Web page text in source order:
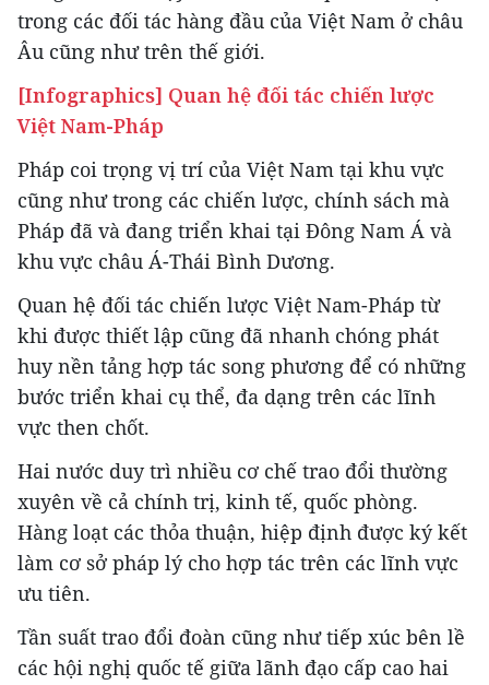
trong các đối tác hàng đầu của Việt Nam ở châu
Âu cũng như trên thế giới.
[Infographics] Quan hệ đối tác chiến lược
Việt Nam-Pháp
Pháp coi trọng vị trí của Việt Nam tại khu vực
cũng như trong các chiến lược, chính sách mà
Pháp đã và đang triển khai tại Đông Nam Á và
khu vực châu Á-Thái Bình Dương.
Quan hệ đối tác chiến lược Việt Nam-Pháp từ
khi được thiết lập cũng đã nhanh chóng phát
huy nền tảng hợp tác song phương để có những
bước triển khai cụ thể, đa dạng trên các lĩnh
vực then chốt.
Hai nước duy trì nhiều cơ chế trao đổi thường
xuyên về cả chính trị, kinh tế, quốc phòng.
Hàng loạt các thỏa thuận, hiệp định được ký kết
làm cơ sở pháp lý cho hợp tác trên các lĩnh vực
ưu tiên.
Tần suất trao đổi đoàn cũng như tiếp xúc bên lề
các hội nghị quốc tế giữa lãnh đạo cấp cao hai